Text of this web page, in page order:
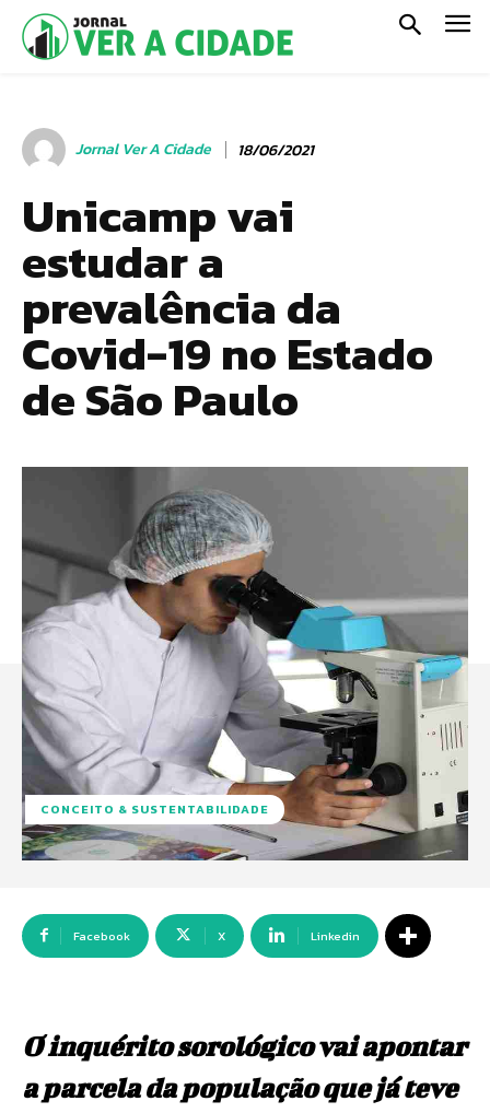
Jornal Ver A Cidade 18/06/2021
Unicamp vai
estudar a
prevalência da
Covid-19 no Estado
de São Paulo
CONCEITO & SUSTENTABILIDADE
Facebook X Linkedin
O inquérito sorológico vai apontar
a parcela da população que já teve